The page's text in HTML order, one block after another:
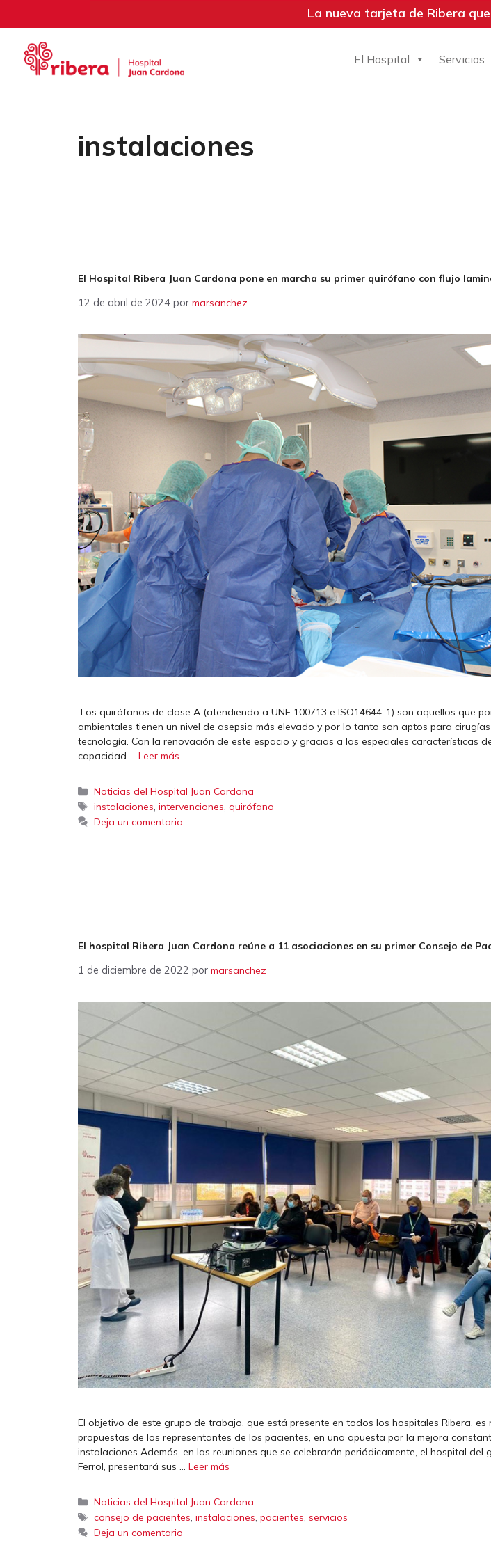
La nueva tarjeta de Ribera
El Hospital Servicios
instalaciones
El Hospital Ribera Juan Cardona pone en marcha su primer quirófano con flujo
12 de abril de 2024 por marsanchez
Los quirófanos de clase A (atendiendo a UNE 100713 e ISO14644-1) son aquellos que
ambientales tienen un nivel de asepsia más elevado y por lo tanto son aptos para
tecnología. Con la renovación de este espacio y gracias a las especiales características
capacidad … Leer más
Categorías
Noticias del Hospital Juan Cardona
Etiquetas
instalaciones,intervenciones,quirófano
Deja un comentario
El hospital Ribera Juan Cardona reúne a 11 asociaciones en su primer Consejo de
1 de diciembre de 2022 por marsanchez
El objetivo de este grupo de trabajo, que está presente en todos los hospitales Ribera, es
propuestas de los representantes de los pacientes, en una apuesta por la mejora
instalaciones Además, en las reuniones que se celebrarán periódicamente, el hospital del
Ferrol, presentará sus … Leer más
Categorías
Noticias del Hospital Juan Cardona
Etiquetas
consejo de pacientes,instalaciones,pacientes, servicios
Deja un comentario